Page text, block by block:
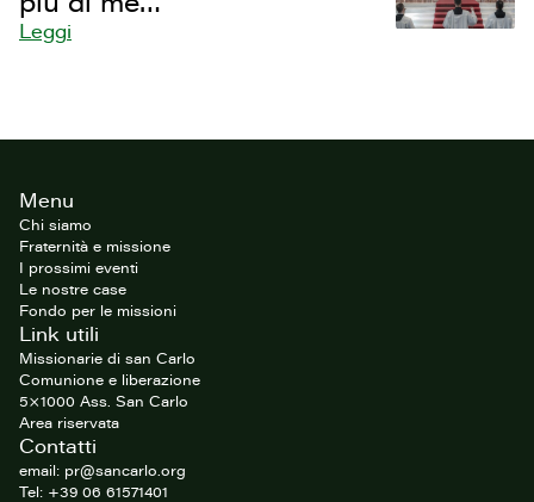
Leggi
FooterMenu
Chi siamo
Fraternità e missione
I prossimi eventi
Le nostre case
Fondo per le missioni
Link utili
Missionarie di san Carlo
Comunione e liberazione
5×1000 Ass. San Carlo
Area riservata
Contatti
email: pr@sancarlo.org
Tel: +39 06 61571401